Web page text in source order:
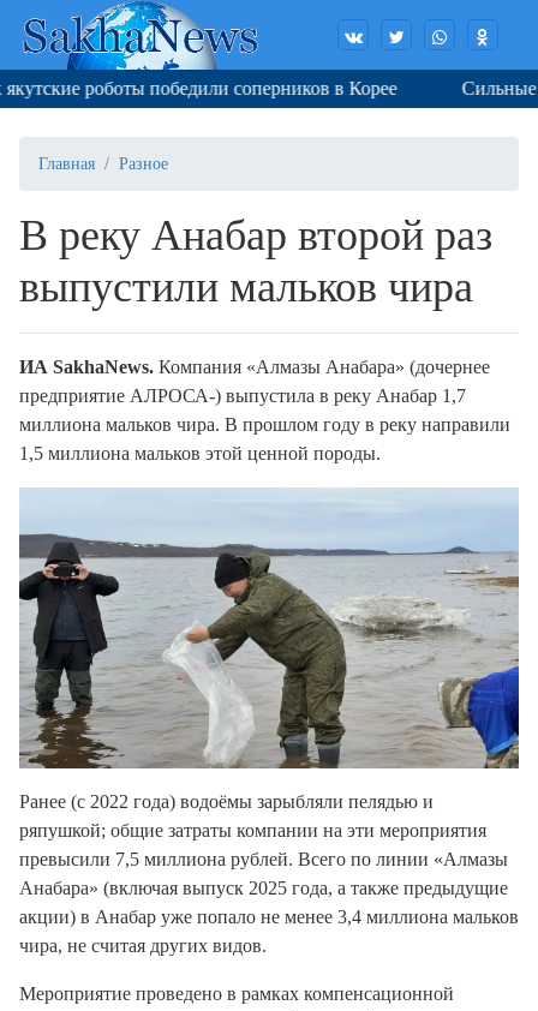
роботы победили соперников в Корее Сильные
Главная Разное
В реку Анабар второй раз
выпустили мальков чира
ИА SakhaNews. Компания «Алмазы Анабара» (дочернее
предприятие АЛРОСА-) выпустила в реку Анабар 1,7
миллиона мальков чира. В прошлом году в реку направили
1,5 миллиона мальков этой ценной породы.
Ранее (с 2022 года) водоёмы зарыбляли пелядью и
ряпушкой; общие затраты компании на эти мероприятия
превысили 7,5 миллиона рублей. Всего по линии «Алмазы
Анабара» (включая выпуск 2025 года, а также предыдущие
акции) в Анабар уже попало не менее 3,4 миллиона мальков
чира, не считая других видов.
Мероприятие проведено в рамках компенсационной